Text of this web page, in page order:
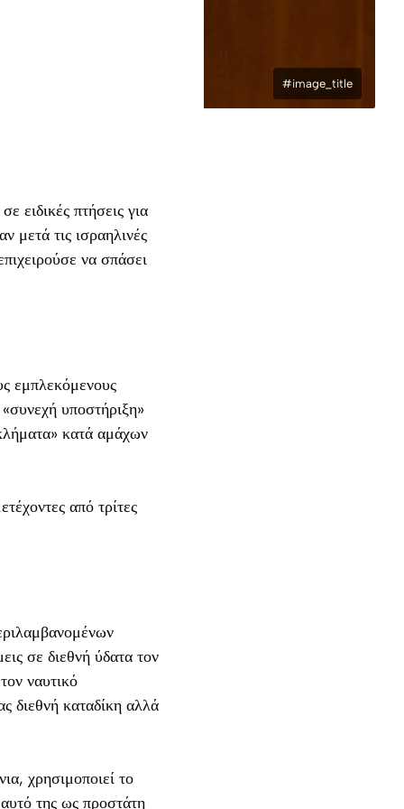
#image_title
πτήσεις για
μετά τις ισραηλινές
να σπάσει
εμπλεκόμενους
υποστήριξη»
κατά αμάχων
από τρίτες
σε διεθνή ύδατα τον
ναυτικό
διεθνή καταδίκη αλλά
χρησιμοποιεί το
της ως προστάτη